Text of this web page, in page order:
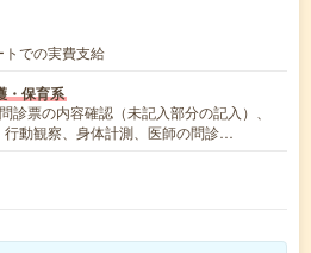
での実費支給
・保育系
診票の内容確認（未記入部分の記入）、
行動観察、身体計測、医師の問診…